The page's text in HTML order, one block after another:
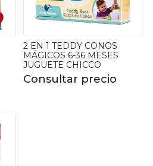
2 EN 1 TEDDY CONOS
MÁGICOS 6-36 MESES
JUGUETE CHICCO
Consultar precio